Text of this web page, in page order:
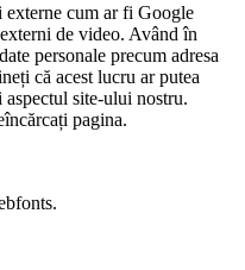
externe cum ar fi Google
de video. Având în
personale precum adresa
că acest lucru ar putea
site-ului nostru.
pagina.